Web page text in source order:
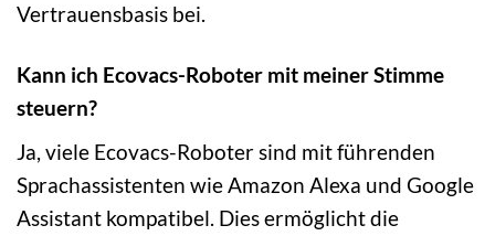
Vertrauensbasis bei.
Kann ich Ecovacs-Roboter mit meiner Stimme
steuern?
Ja, viele Ecovacs-Roboter sind mit führenden
Sprachassistenten wie Amazon Alexa und Google
Assistant kompatibel. Dies ermöglicht die